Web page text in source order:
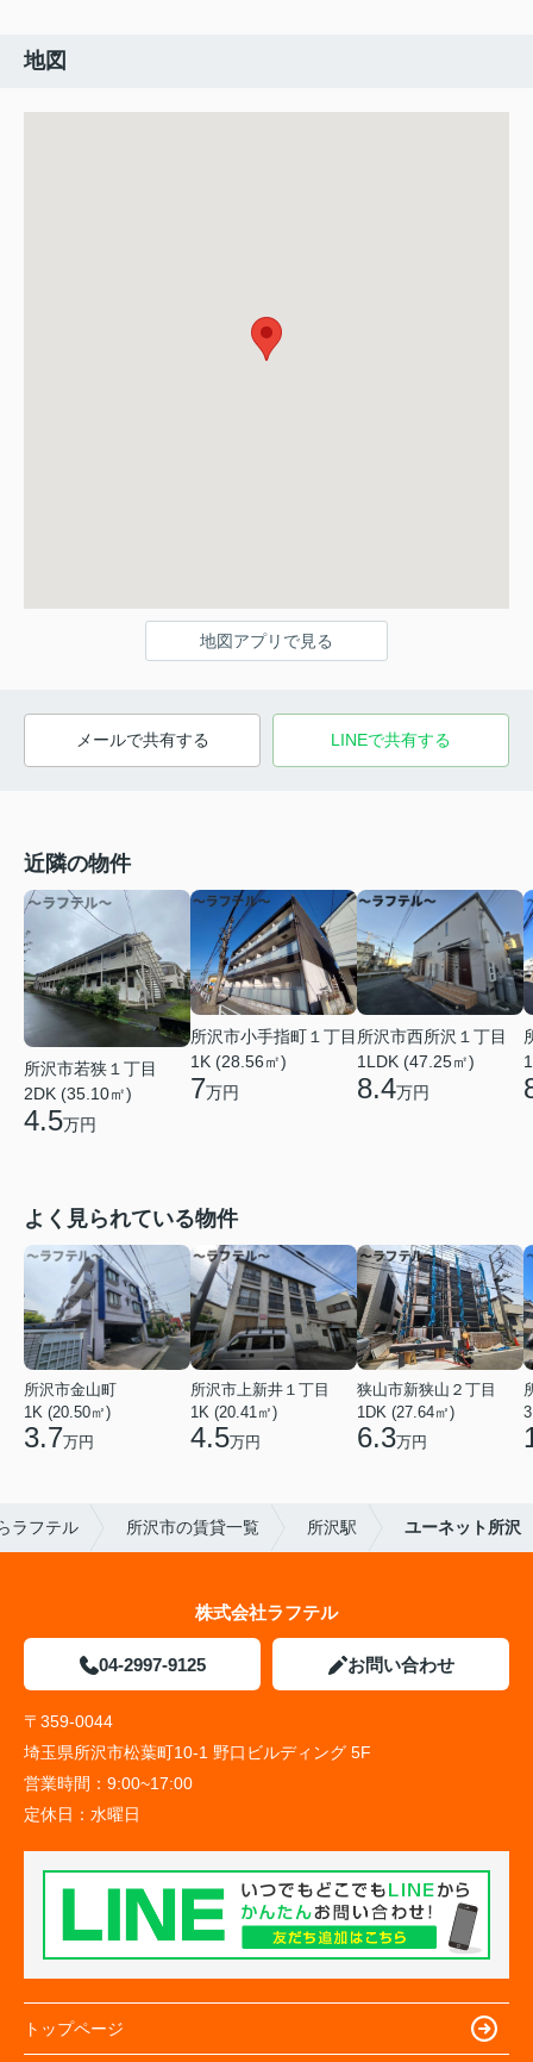
地図
地図アプリで見る
メールで共有する LINEで共有する
近隣の物件
所沢市若狭１丁目
2DK (35.10㎡)
4.5万円
所沢市小手指町１丁目
1K (28.56㎡)
7万円
所沢市西所沢１丁目
1LDK (47.25㎡)
8.4万円
よく見られている物件
所沢市金山町
1K (20.50㎡)
3.7万円
所沢市上新井１丁目
1K (20.41㎡)
4.5万円
狭山市新狭山２丁目
1DK (27.64㎡)
6.3万円
ラフテル 所沢市の賃貸一覧 所沢駅 ユーネット所沢
株式会社ラフテル
04-2997-9125 お問い合わせ
〒359-0044
埼玉県所沢市松葉町10-1 野口ビルディング 5F
営業時間： 9:00~17:00
定休日： 水曜日
トップページ